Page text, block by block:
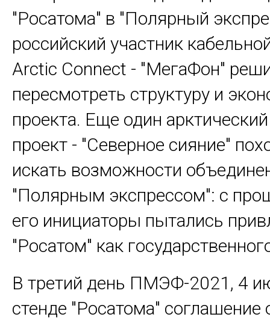
"Росатома" в "Полярный
российский участник
Arctic Connect - "МегаФон"
пересмотреть структуру и
проекта. Еще один
проект - "Северное сияние"
искать возможности
"Полярным экспрессом": с
его инициаторы пытались
"Росатом" как
В третий день ПМЭФ-2021, 4
стенде "Росатома" соглашение